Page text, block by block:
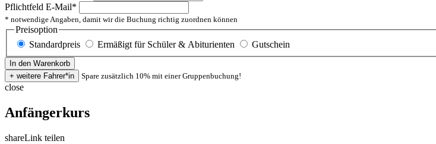
Pflichtfeld E-Mail*
* notwendige Angaben, damit wir die Buchung richtig zuordnen können
Preisoption
Standardpreis
Ermäßigt für Schüler & Abiturienten Gutschein
Spare zusätzlich 10% mit einer Gruppenbuchung!
close
Anfängerkurs
shareLink teilen